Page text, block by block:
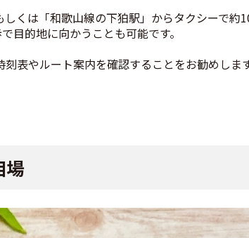
くは「和歌山線の下狛駅」からタクシーで約
目的地に向かうことも可能です。
表やルート案内を確認することをお勧めしま
場